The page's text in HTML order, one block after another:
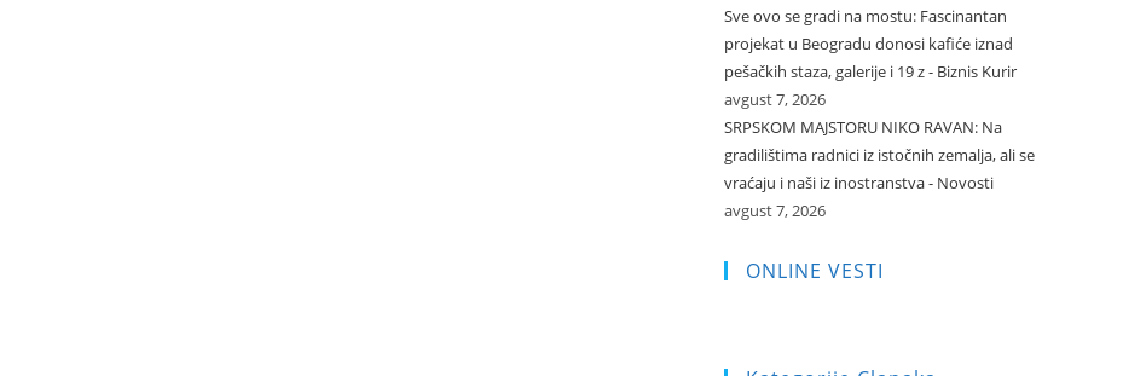
Sve ovo se gradi na mostu: Fascinantan
projekat u Beogradu donosi kafiće iznad
pešačkih staza, galerije i 19 z - Biznis Kurir
avgust 7, 2026
SRPSKOM MAJSTORU NIKO RAVAN: Na
gradilištima radnici iz istočnih zemalja, ali se
vraćaju i naši iz inostranstva - Novosti
avgust 7, 2026
ONLINE VESTI